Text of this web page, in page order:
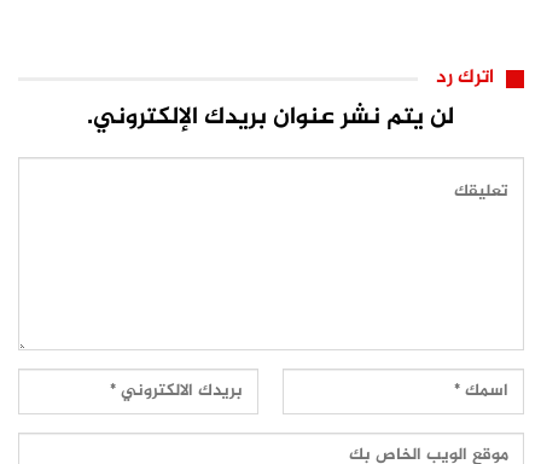
اترك رد
لن يتم نشر عنوان بريدك الإلكتروني.